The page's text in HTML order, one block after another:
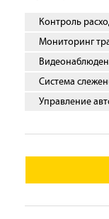
Контроль
Мониторинг
Система
Управление